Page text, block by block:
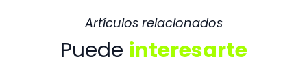
Artículos relacionados
Puede interesarte